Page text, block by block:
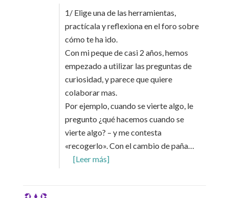
1/ Elige una de las herramientas,
practícala y reflexiona en el foro sobre
cómo te ha ido.
Con mi peque de casi 2 años, hemos
empezado a utilizar las preguntas de
curiosidad, y parece que quiere
colaborar mas.
Por ejemplo, cuando se vierte algo, le
pregunto ¿qué hacemos cuando se
vierte algo? – y me contesta
«recogerlo». Con el cambio de paña…
[Leer más]